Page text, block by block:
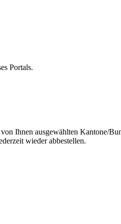
Portals.
Ihnen ausgewählten Kantone/
wieder abbestellen.